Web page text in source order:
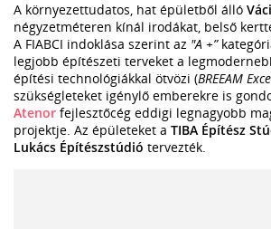
A környezettudatos, hat épületből álló
négyzetméteren kínál irodákat, belső
A FIABCI indoklása szerint az "A +”
legjobb építészeti terveket a
építési technológiákkal ötvözi (BREEAM
szükségleteket igénylő emberekre is
Atenor fejlesztőcég eddigi legnagyobb
projektje. Az épületeket a TIBA Építész
Lukács Építészstúdió tervezték.